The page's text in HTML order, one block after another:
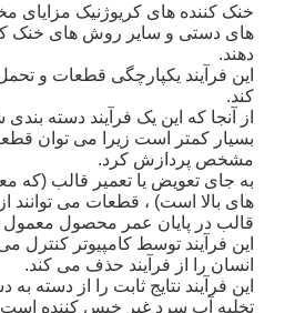
خنک کننده های کریوژنیک مزایای
های دستی و سایر روش های خنک
دهند.
این فرآیند یکپارچگی قطعات و
کند.
از آنجا که این یک فرآیند دسته
بسیار کمتر است زیرا می توان
مشخص پردازش کرد.
به جای تعویض یا تعمیر قالب (که
های بالا است) ، قطعات می توانند
قالب در پایان عمر محصول
این فرآیند توسط کامپیوتر کنترل
انسان را از فرآیند حذف می کند.
این فرآیند نتایج ثابت را از دسته
تخلیه آب سرد غیر خیس کننده